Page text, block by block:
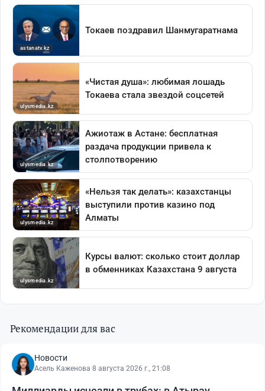
Рекомендации для вас
Новости
Асель Каженова·8 августа 2026 г., 21:08